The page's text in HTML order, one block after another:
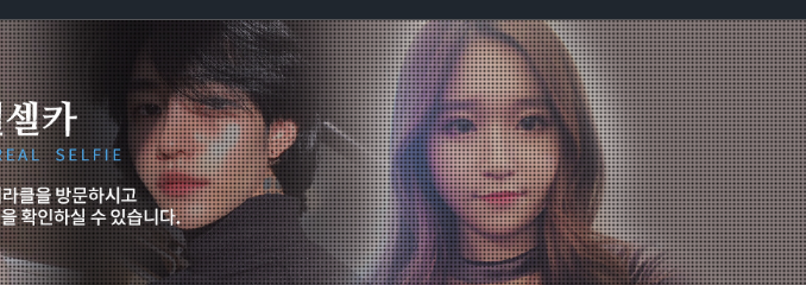
전세계 의료진 극찬 미국 FOX TV에 방영된 우정호 원장
클 동영상 갤러리 진료안내/오시는길 병원 둘러보기
스타 미라클 시술 안내 이벤트 이달의 이벤트
울트라V 리프팅 오메가 리프팅 실 제거 & 재시술 클리닉 바디리프팅
슈링크 리프팅
면역수액 보톡스/필러 줄기세포 안티에이징
전신흡입 지방흡입재수술 PT주사 (지방파괴주사)
울쎄라 리프팅